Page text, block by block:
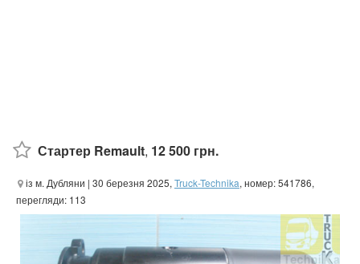
Стартер Remault, 12 500 грн.
із м. Дубляни | 30 березня 2025, Truck-Technika, номер: 541786,
перегляди: 113